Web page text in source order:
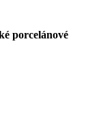
porcelánové